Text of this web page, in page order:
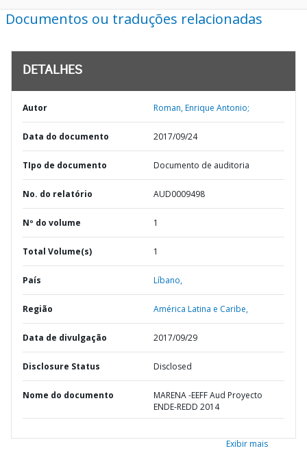
Documentos ou traduções relacionadas
DETALHES
Autor Roman, Enrique Antonio;
Data do documento 2017/09/24
TIpo de documento Documento de auditoria
No. do relatório AUD0009498
Nº do volume 1
Total Volume(s) 1
País Líbano,
Região América Latina e Caribe,
Data de divulgação 2017/09/29
Disclosure Status Disclosed
Nome do documento
MARENA -EEFF Aud Proyecto
ENDE-REDD 2014
Exibir mais